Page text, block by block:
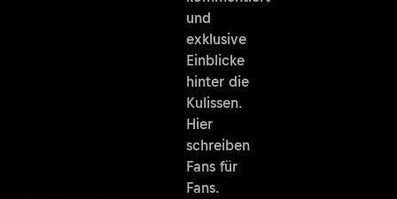
und
exklusive
Einblicke
hinter die
Kulissen.
Hier
schreiben
Fans für
Fans.